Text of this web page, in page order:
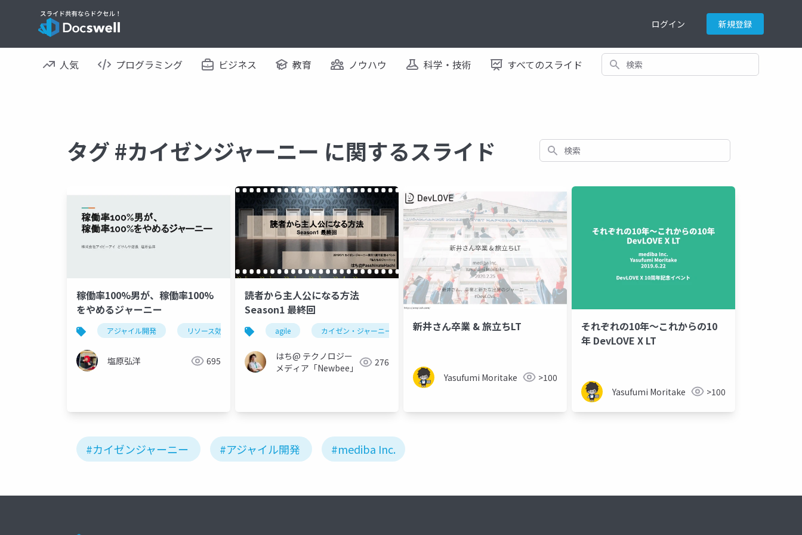
ログイン 新規登録
人気 プログラミング ビジネス 教育 ノウハウ 科学・技術 すべてのスライド 検索
タグ #カイゼンジャーニー に関するスライド 検索
稼働率100%男が、稼働率100%
をやめるジャーニー
アジャイル開発 リソース効率 フロー効率 効率 内製化 カイゼンジャーニー
塩原弘洋 695
読者から主人公になる方法
Season1 最終回
agile カイゼン・ジャーニー devlove
はち@ テクノロジー
メディア「Newbee」
276
新井さん卒業 & 旅立ちLT
Yasufumi Moritake >100
それぞれの10年〜これからの10
年 DevLOVE X LT
Yasufumi Moritake >100
#カイゼンジャーニー #アジャイル開発 #mediba Inc.